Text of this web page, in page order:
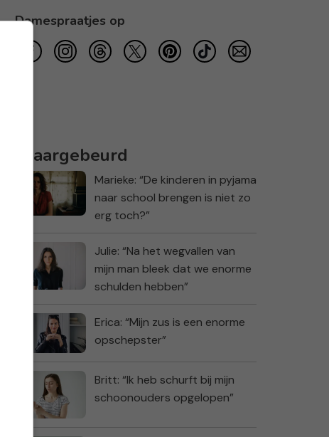
Damespraatjes op
Waargebeurd
Marieke: “De kinderen in pyjama
naar school brengen is niet zo
erg toch?”
Julie: “Na het wegvallen van
mijn man bleek dat we enorme
schulden hebben”
Erica: “Mijn zus is een enorme
opschepster”
Britt: “Ik heb schurft bij mijn
schoonouders opgelopen”